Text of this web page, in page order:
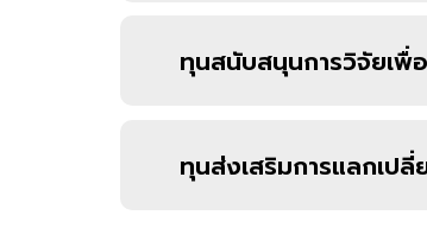
ทุนสนับสนุนการวิจัยเพื่
ทุนส่งเสริมการแลกเป